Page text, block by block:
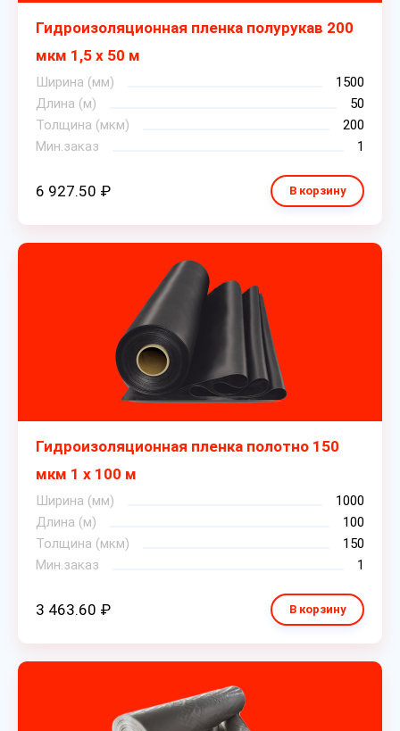
Гидроизоляционная пленка полурукав 200
мкм 1,5 х 50 м
Ширина (мм)
1500
Длина (м)
50
Толщина (мкм)
200
Мин.заказ
1
6 927.50 ₽ В корзину
Гидроизоляционная пленка полотно 150
мкм 1 х 100 м
Ширина (мм)
1000
Длина (м)
100
Толщина (мкм)
150
Мин.заказ
1
3 463.60 ₽ В корзину